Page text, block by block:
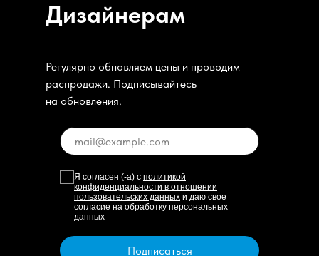
Дизайнерам
Регулярно обновляем цены и проводим
распродажи. Подписывайтесь
на обновления.
Я согласен (-а) с политикой
конфиденциальности в отношении
пользовательских данных и даю свое
согласие на обработку персональных
данных
Подписаться